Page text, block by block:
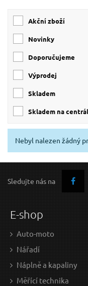
EXTOL-CRAFT
GEKO (3)
Akční zboží
Novinky
Doporučujeme
Výprodej
skladem
skladem na
Nebyl nalezen žádný
Sledujte nás na
E-shop
Auto-moto
Nářadí
Náplně a kapaliny
Měřící technika